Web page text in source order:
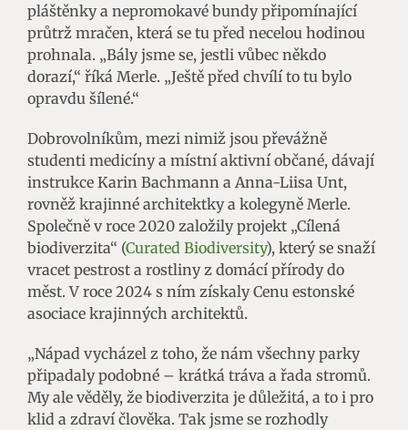
pláštěnky a nepromokavé bundy připomínající
průtrž mračen, která se tu před necelou hodinou
prohnala. „Bály jsme se, jestli vůbec někdo
dorazí,“ říká Merle. „Ještě před chvílí to tu bylo
opravdu šílené.“
Dobrovolníkům, mezi nimiž jsou převážně
studenti medicíny a místní aktivní občané, dávají
instrukce Karin Bachmann a Anna-Liisa Unt,
rovněž krajinné architektky a kolegyně Merle.
Společně v roce 2020 založily projekt „Cílená
biodiverzita“ (Curated Biodiversity), který se snaží
vracet pestrost a rostliny z domácí přírody do
měst. V roce 2024 s ním získaly Cenu estonské
asociace krajinných architektů.
„Nápad vycházel z toho, že nám všechny parky
připadaly podobné – krátká tráva a řada stromů.
My ale věděly, že biodiverzita je důležitá, a to i pro
klid a zdraví člověka. Tak jsme se rozhodly